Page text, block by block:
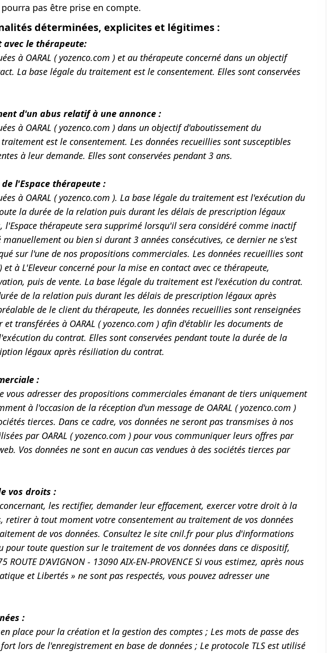
pas être prise en compte.
déterminées, explicites et légitimes :
le thérapeute:
à OARAL ( yozenco.com ) et au thérapeute concerné dans un objectif
La base légale du traitement est le consentement. Elles sont conservées
d'un abus relatif à une annonce :
à OARAL ( yozenco.com ) dans un objectif d'aboutissement du
est le consentement. Les données recueillies sont susceptibles
à leur demande. Elles sont conservées pendant 3 ans.
l'Espace thérapeute :
à OARAL ( yozenco.com ). La base légale du traitement est l'exécution du
la durée de la relation puis durant les délais de prescription légaux
thérapeute sera supprimé lorsqu'il sera considéré comme inactif
ou bien si durant 3 années consécutives, ce dernier ne s'est
sur l'une de nos propositions commerciales. Les données recueillies sont
et à L'Eleveur concerné pour la mise en contact avec ce thérapeute,
puis de vente. La base légale du traitement est l'exécution du contrat.
de la relation puis durant les délais de prescription légaux après
de le client du thérapeute, les données recueillies sont renseignées
transférées à OARAL ( yozenco.com ) afin d'établir les documents de
du contrat. Elles sont conservées pendant toute la durée de la
légaux après résiliation du contrat.
:
vous adresser des propositions commerciales émanant de tiers uniquement
à l'occasion de la réception d'un message de OARAL ( yozenco.com )
tierces. Dans ce cadre, vos données ne seront pas transmises à nos
par OARAL ( yozenco.com ) pour vous communiquer leurs offres par
Vos données ne sont en aucun cas vendues à des sociétés tierces par
vos droits :
les rectifier, demander leur effacement, exercer votre droit à la
à tout moment votre consentement au traitement de vos données
de vos données. Consultez le site cnil.fr pour plus d'informations
pour toute question sur le traitement de vos données dans ce dispositif,
ROUTE D'AVIGNON - 13090 AIX-EN-PROVENCE Si vous estimez, après nous
et Libertés » ne sont pas respectés, vous pouvez adresser une
:
place pour la création et la gestion des comptes ; Les mots de passe des
lors de l'enregistrement en base de données ; Le protocole TLS est utilisé